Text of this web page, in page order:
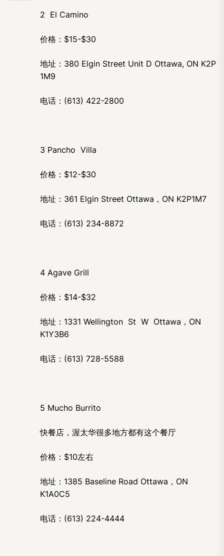
2 El Camino
价格：$15-$30
地址：380 Elgin Street Unit D Ottawa, ON K2P
1M9
电话：(613) 422-2800
3 Pancho Villa
价格：$12-$30
地址：361 Elgin Street Ottawa，ON K2P1M7
电话：(613) 234-8872
4 Agave Grill
价格：$14-$32
地址：1331 Wellington St W Ottawa，ON
K1Y3B6
电话：(613) 728-5588
5 Mucho Burrito
快餐店，渥太华很多地方都有这个餐厅
价格：$10左右
地址：1385 Baseline Road Ottawa，ON
K1A0C5
电话：(613) 224-4444